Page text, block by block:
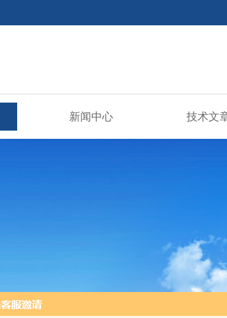
新闻中心 技术文